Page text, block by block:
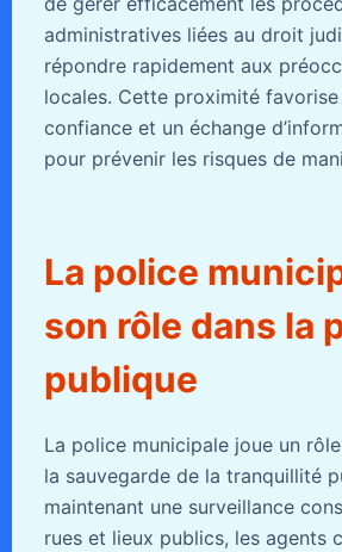
administratives liées au droit
répondre rapidement aux
locales. Cette proximité
confiance et un échange
pour prévenir les risques de
La police
son rôle dans la
publique
La police municipale joue un
la sauvegarde de la tranquillité
maintenant une surveillance
rues et lieux publics, les agents